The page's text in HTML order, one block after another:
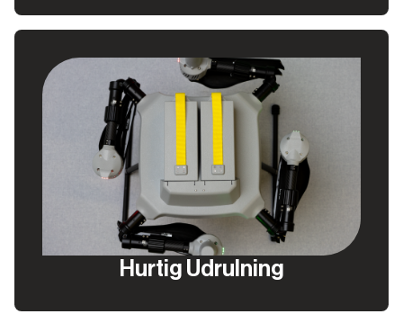
Hurtig Udrulning